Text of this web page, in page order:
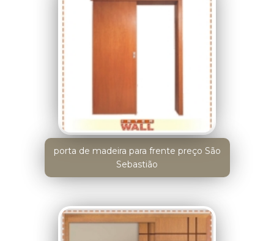
porta de madeira para frente preço São
Sebastião